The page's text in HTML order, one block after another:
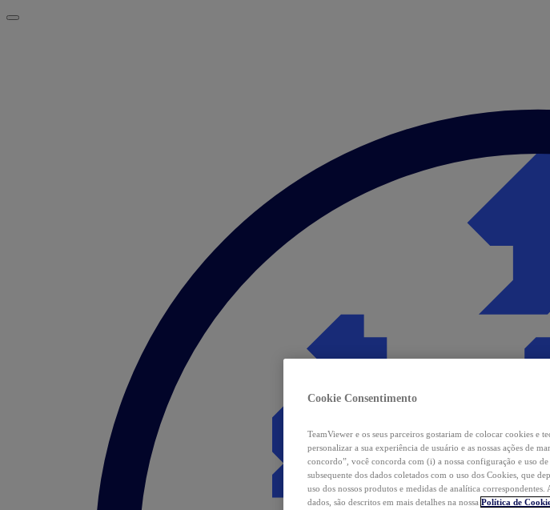
Cookie Consentimento
TeamViewer e os seus parceiros gostariam de colocar cookies e
personalizar a sua experiência de usuário e as nossas ações de
concordo”, você concorda com (i) a nossa configuração e uso
subsequente dos dados coletados com o uso dos Cookies, que
uso dos nossos produtos e medidas de analítica
dados, são descritos em mais detalhes na nossa Política de